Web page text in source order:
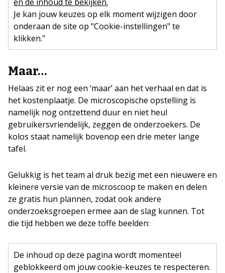
Je kan jouw keuzes op elk moment wijzigen door
onderaan de site op "Cookie-instellingen" te
klikken."
Maar…
Helaas zit er nog een ‘maar’ aan het verhaal en dat is
het kostenplaatje. De microscopische opstelling is
namelijk nog ontzettend duur en niet heul
gebruikersvriendelijk, zeggen de onderzoekers. De
kolos staat namelijk bovenop een drie meter lange
tafel.
Gelukkig is het team al druk bezig met een nieuwere en
kleinere versie van de microscoop te maken en delen
ze gratis hun plannen, zodat ook andere
onderzoeksgroepen ermee aan de slag kunnen. Tot
die tijd hebben we deze toffe beelden:
De inhoud op deze pagina wordt momenteel
geblokkeerd om jouw cookie-keuzes te respecteren.